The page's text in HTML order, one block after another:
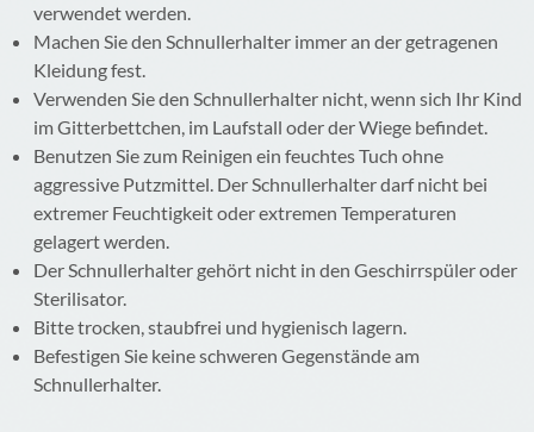
verwendet werden.
Machen Sie den Schnullerhalter immer an der getragenen
Kleidung fest.
Verwenden Sie den Schnullerhalter nicht, wenn sich Ihr Kind
im Gitterbettchen, im Laufstall oder der Wiege befindet.
Benutzen Sie zum Reinigen ein feuchtes Tuch ohne
aggressive Putzmittel. Der Schnullerhalter darf nicht bei
extremer Feuchtigkeit oder extremen Temperaturen
gelagert werden.
Der Schnullerhalter gehört nicht in den Geschirrspüler oder
Sterilisator.
Bitte trocken, staubfrei und hygienisch lagern.
Befestigen Sie keine schweren Gegenstände am
Schnullerhalter.